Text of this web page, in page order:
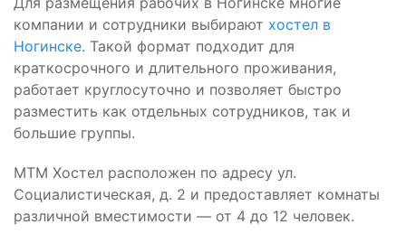
компании и сотрудники выбирают хостел в
Ногинске. Такой формат подходит для
краткосрочного и длительного проживания,
работает круглосуточно и позволяет быстро
разместить как отдельных сотрудников, так и
большие группы.
МТМ Хостел расположен по адресу ул.
Социалистическая, д. 2 и предоставляет комнаты
различной вместимости — от 4 до 12 человек.